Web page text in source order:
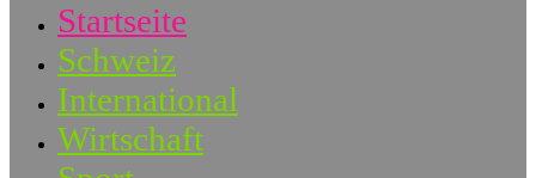
Startseite
Schweiz
International
Wirtschaft